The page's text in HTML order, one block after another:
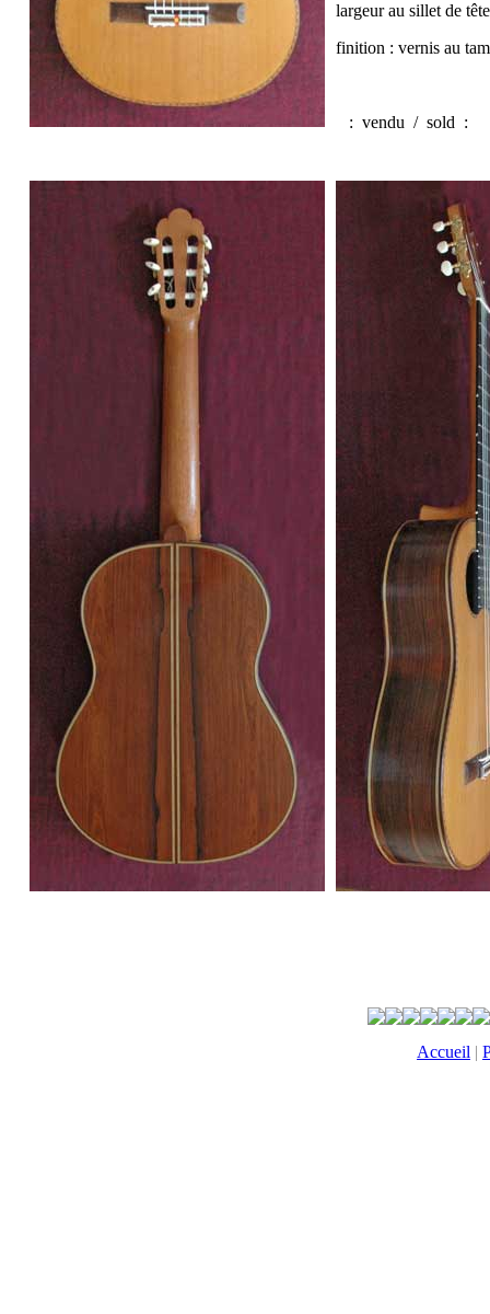
largeur au sillet de
finition : vernis au
: vendu / sold :
Accueil |